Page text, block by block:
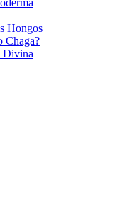
Hongos
Chaga?
Divina